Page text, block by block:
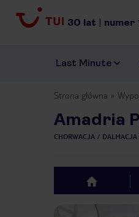
30 lat | numer
Last Minute
Strona główna
Amadria
CHORWACJA
top
Previous slide